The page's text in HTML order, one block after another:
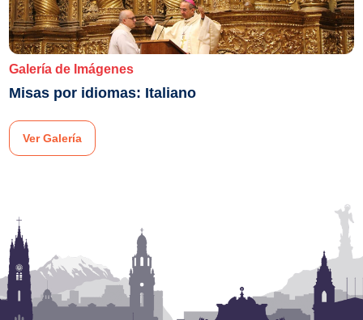
Galería de Imágenes
Misas por idiomas: Italiano
Ver Galería